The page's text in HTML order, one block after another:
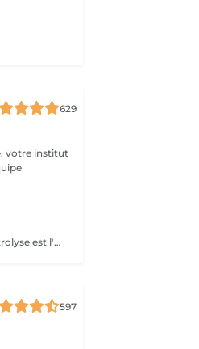
629
votre institut
Marre de ces poils qui n'en font qu'à leur tête ? L'Électrolyse est l'unique méthode reconnue comme 100% définitive, poil par poil. Elle neutralise tout, même les poils blonds, blancs ou ceux que le laser a ratés. C'est précis, c'est permanent. Le prix s'ajuste à la minute : vous ne payez que le temps vraiment nécessaire.
597